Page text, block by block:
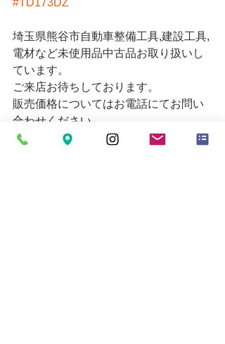
埼玉県熊谷市自動車整備工具,建設工具,
電材など未使用品中古品お取り扱いし
ています。
ご来店お待ちしております。
販売価格についてはお電話にてお問い
合わせください。
営業時間 10時～19時